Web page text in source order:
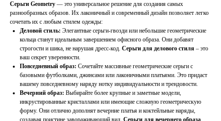
Серьги Geometry — это универсальное решение для создания самых
разнообразных образов. Их лаконичный и современный дизайн позволяет легко
сочетать их с любым стилем одежды:
Деловой стиль: Элегантные серьги-гвозди или небольшие геометрические
кольца станут идеальным завершением офисного образа. Они добавят
строгости и шика, не нарушая дресс-код. Серьги для делового стиля – это
ваш секрет уверенности.
Повседневный образ: Сочетайте массивные геометрические серьги с
базовыми футболками, джинсами или лаконичными платьями. Это придаст
вашему повседневному наряду нотку индивидуальности и трендовости.
Вечерний образ: Выбирайте более крупные и заметные модели,
инкрустированные кристаллами или имеющие сложную геометрическую
форму. Они отлично дополнят вечерние платья и коктейльные наряды,